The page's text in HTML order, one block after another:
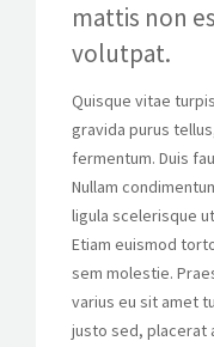
mattis non
volutpat.
Quisque vitae
gravida purus
fermentum. Duis
Nullam
ligula scelerisque
Etiam euismod
sem molestie.
varius eu sit amet
justo sed, placerat